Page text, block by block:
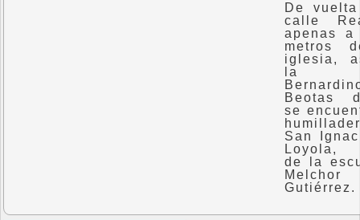
De
calle
apenas a
metros
iglesia,
la
Beotas
se
San
Loyola,
de la
Melchor
Gutiérrez.